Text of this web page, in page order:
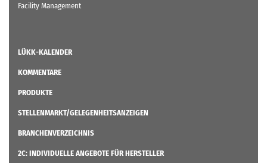
Facility Management
LÜKK-KALENDER
KOMMENTARE
PRODUKTE
STELLENMARKT/GELEGENHEITSANZEIGEN
BRANCHENVERZEICHNIS
2C: INDIVIDUELLE ANGEBOTE FÜR HERSTELLER